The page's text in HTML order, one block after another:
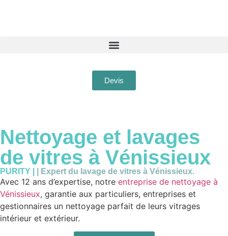
Devis
Nettoyage et lavages
de vitres à Vénissieux
PURITY | | Expert du lavage de vitres à Vénissieux.
Avec 12 ans d’expertise, notre entreprise de nettoyage à
Vénissieux, garantie aux particuliers, entreprises et
gestionnaires un nettoyage parfait de leurs vitrages
intérieur et extérieur.